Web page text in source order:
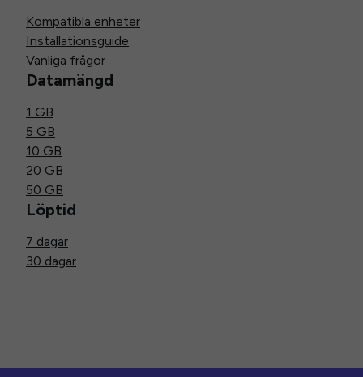
Kompatibla enheter
Installationsguide
Vanliga frågor
Datamängd
1 GB
5 GB
10 GB
20 GB
50 GB
Löptid
7 dagar
30 dagar